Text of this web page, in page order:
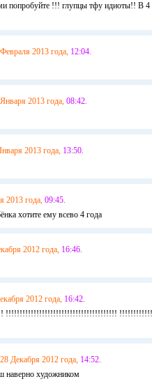
попробуйте !!! глупцы тфу идиоты!! В 4
2013 года, 12:04.
2013 года, 08:42.
2013 года, 13:50.
2013 года, 09:45.
хотите ему всево 4 года
2012 года, 16:46.
2012 года, 16:42.
!!!!!!!!!!!!!!!!!!!!!!!!!!!!!!!!!!!!!!!!
28 Декабря 2012 года, 14:52.
наверно художником